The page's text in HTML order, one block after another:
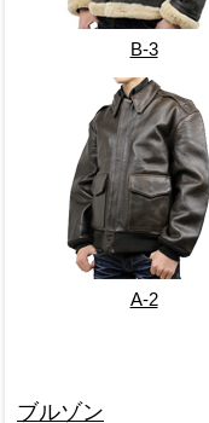
B-3
A-2
ブルゾン